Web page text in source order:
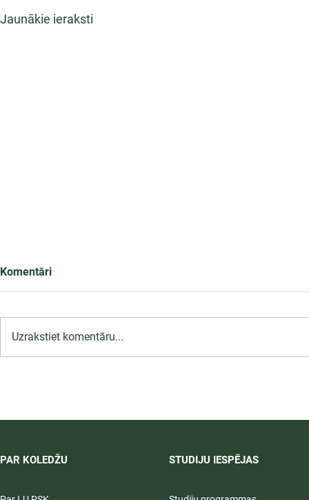
Jaunākie ieraksti
Komentāri
Uzrakstiet komentāru...
PAR KOLEDŽU STUDIJU IESPĒJAS